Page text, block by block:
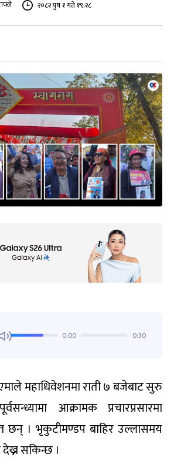
२०८२ पुष १ गते १९:२८
0:00 0:30
महाधिवेशनमा राती ७ बजेबाट सुरु
आक्रामक प्रचारप्रसारमा
छन् । भृकुटीमण्डप बाहिर उल्लासमय
देख्न सकिन्छ ।